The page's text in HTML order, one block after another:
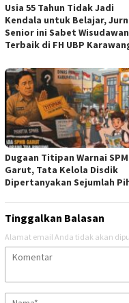
Usia 55 Tahun Tidak Jadi
Kendala untuk Belajar,
Senior ini Sabet Wisudawan
Terbaik di FH UBP
Dugaan Titipan Warnai
Garut, Tata Kelola Disdik
Dipertanyakan Sejumlah
Tinggalkan Balasan
Alamat email Anda tidak akan